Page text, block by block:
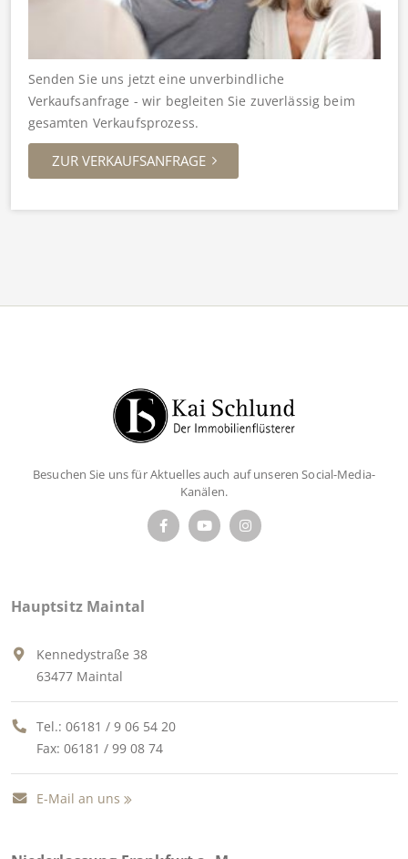
Senden Sie uns jetzt eine unverbindliche
Verkaufsanfrage - wir begleiten Sie zuverlässig beim
gesamten Verkaufsprozess.
ZUR VERKAUFSANFRAGE
Besuchen Sie uns für Aktuelles auch auf unseren Social-Media-
Kanälen.
Hauptsitz Maintal
Kennedystraße 38
63477 Maintal
Tel.: 06181 / 9 06 54 20
Fax: 06181 / 99 08 74
E-Mail an uns